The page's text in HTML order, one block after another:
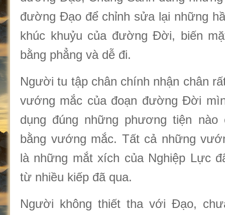
đường Đạo để chỉnh sửa lại những
khúc khuỷu của đường Đời, biến
bằng phẳng và dễ đi.
Người tu tập chân chính nhận chân
vướng mắc của đoạn đường Đời
dụng đúng những phương tiện
bằng vướng mắc. Tất cả những
là những mắt xích của Nghiệp Lực
từ nhiều kiếp đã qua.
Người không thiết tha với Đạo,